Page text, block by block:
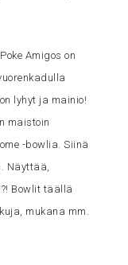
Amigos on
lyhyt ja mainio!
maistoin
-bowlia. Siinä
Näyttää,
Bowlit täällä
mukana mm.